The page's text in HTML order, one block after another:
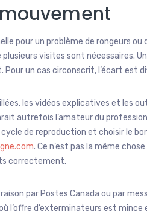
pour un problème de rongeurs ou
visites sont nécessaires.
un cas circonscrit, l’écart est
les vidéos explicatives et les
autrefois l’amateur du
de reproduction et choisir le
. Ce n’est pas la même
correctement.
par Postes Canada ou par
l’offre d’exterminateurs est